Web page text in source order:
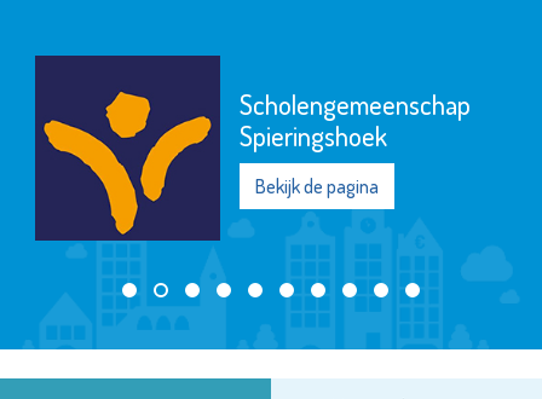
Scholengemeenschap
Spieringshoek
Bekijk de pagina